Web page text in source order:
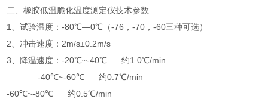
二、橡胶低温脆化温度测定仪技术参数
1、试验温度：-80℃—0℃（-76，-70，-60三种可选）
2、冲击速度：2m/s±0.2m/s
3、降温速度：-20℃~-40℃ 约1.0℃/min
-40℃~-60℃ 约0.7℃/min
-60℃~-80℃ 约0.5℃/min